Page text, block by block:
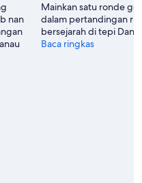
nan
Mainkan satu ronde
dalam pertandingan
bersejarah di tepi
Baca ringkas